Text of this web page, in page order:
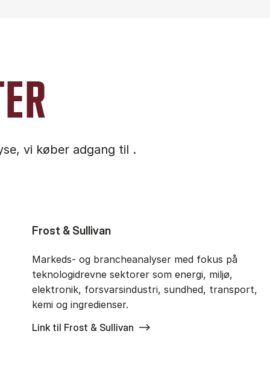
vi køber adgang til .
Frost & Sullivan
Markeds- og brancheanalyser med fokus på
teknologidrevne sektorer som energi, miljø,
elektronik, forsvarsindustri, sundhed, transport,
kemi og ingredienser.
Link til Frost & Sullivan